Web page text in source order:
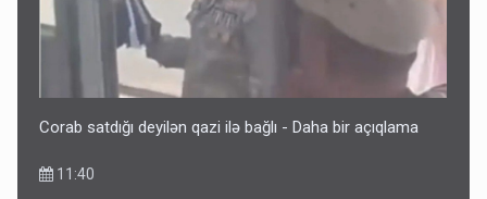
Corab satdığı deyilən qazi ilə bağlı - Daha bir açıqlama
11:40